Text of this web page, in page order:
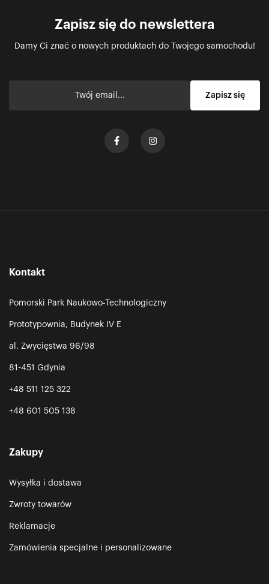
Zapisz się do newslettera
Damy Ci znać o nowych produktach do Twojego samochodu!
Kontakt
Pomorski Park Naukowo-Technologiczny
Prototypownia, Budynek IV E
al. Zwycięstwa 96/98
81-451 Gdynia
+48 511 125 322
+48 601 505 138
Zakupy
Wysyłka i dostawa
Zwroty towarów
Reklamacje
Zamówienia specjalne i personalizowane